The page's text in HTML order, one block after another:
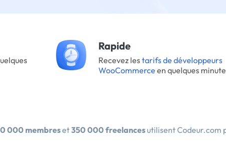
Rapide
Recevez lestarifs de développeurs
WooCommerce en quelques
000 membreset350 000 freelancesutilisent Codeur.com